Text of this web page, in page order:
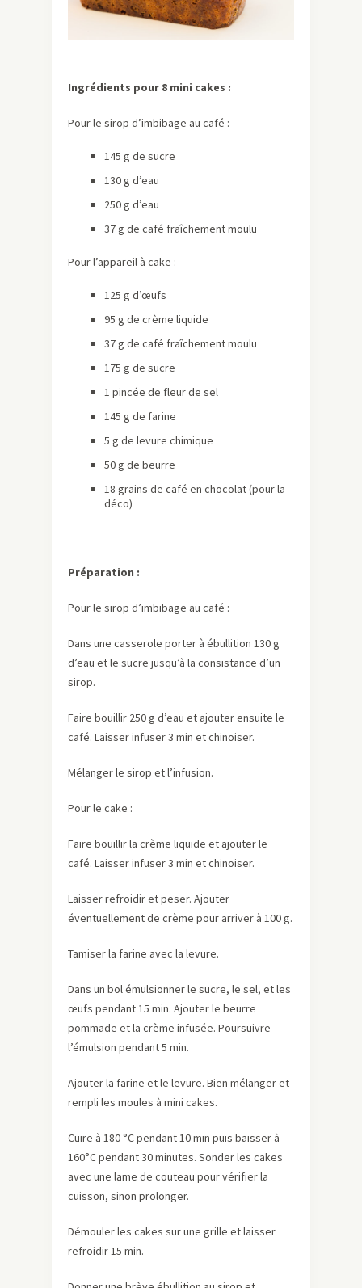
Ingrédients pour 8 mini cakes :
Pour le sirop d’imbibage au café :
145 g de sucre
130 g d’eau
250 g d’eau
37 g de café fraîchement moulu
Pour l’appareil à cake :
125 g d’œufs
95 g de crème liquide
37 g de café fraîchement moulu
175 g de sucre
1 pincée de fleur de sel
145 g de farine
5 g de levure chimique
50 g de beurre
18 grains de café en chocolat (pour la
déco)
Préparation :
Pour le sirop d’imbibage au café :
Dans une casserole porter à ébullition 130 g
d’eau et le sucre jusqu’à la consistance d’un
sirop.
Faire bouillir 250 g d’eau et ajouter ensuite le
café. Laisser infuser 3 min et chinoiser.
Mélanger le sirop et l’infusion.
Pour le cake :
Faire bouillir la crème liquide et ajouter le
café. Laisser infuser 3 min et chinoiser.
Laisser refroidir et peser. Ajouter
éventuellement de crème pour arriver à 100 g.
Tamiser la farine avec la levure.
Dans un bol émulsionner le sucre, le sel, et les
œufs pendant 15 min. Ajouter le beurre
pommade et la crème infusée. Poursuivre
l’émulsion pendant 5 min.
Ajouter la farine et le levure. Bien mélanger et
rempli les moules à mini cakes.
Cuire à 180 °C pendant 10 min puis baisser à
160°C pendant 30 minutes. Sonder les cakes
avec une lame de couteau pour vérifier la
cuisson, sinon prolonger.
Démouler les cakes sur une grille et laisser
refroidir 15 min.